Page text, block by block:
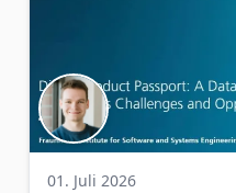
01. Juli 2026